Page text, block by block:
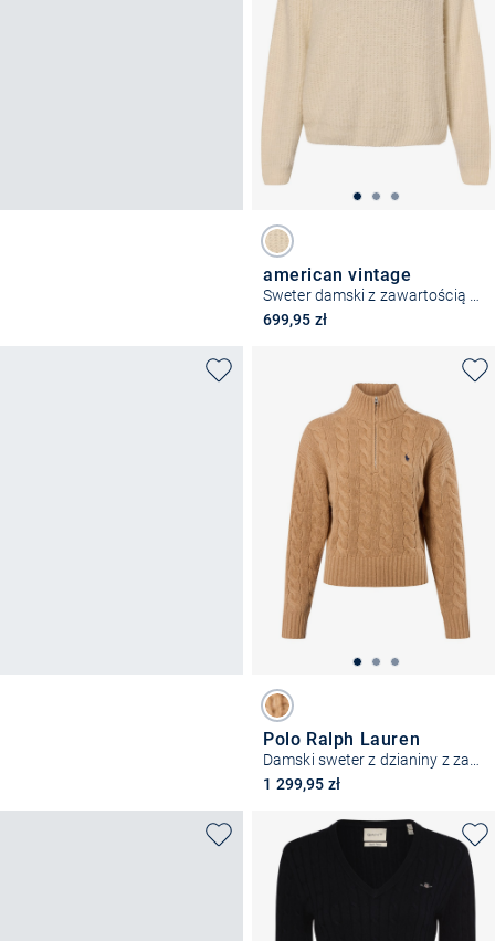
american vintage
699,95 zł
Polo Ralph Lauren
Damski sweter z dzianiny z zawartością kaszmiru
1 299,95 zł